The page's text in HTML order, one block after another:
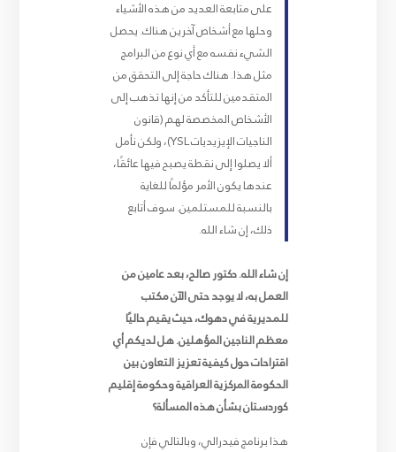
على متابعة العديد من هذه الأشياء
وحلها مع أشخاص آخرين هناك. يحصل
الشيء نفسه مع أي نوع من البرامج
مثل هذا. هناك حاجة إلى التحقق من
المتقدمين للتأكد من إنها تذهب إلى
الأشخاص المخصصة لهم (قانون
الناجيات الإيزيديات YSL)، ولكن نأمل
ألا يصلوا إلى نقطة يصبح فيها عائقًا،
عندها يكون الأمر مؤلمًا للغاية
بالنسبة للمستلمين. سوف أتابع
ذلك، إن شاء الله.
إن شاء الله. دكتور صالح، بعد عامين من
العمل به، لا يوجد حتى الآن مكتب
للمديرية في دهوك، حيث يقيم حاليًا
معظم الناجين المؤهلين. هل لديكم أي
اقتراحات حول كيفية تعزيز التعاون بين
الحكومة المركزية العراقية وحكومة إقليم
كوردستان بشأن هذه المسألة؟
هذا برنامج فيدرالي، وبالتالي فإن